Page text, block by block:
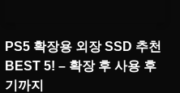
PS5 확장용 외장 SSD 추천
BEST 5! – 확장 후 사용 후
기까지